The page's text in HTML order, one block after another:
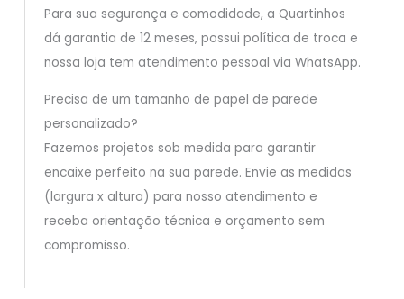
Para sua segurança e comodidade, a Quartinhos
dá garantia de 12 meses, possui política de troca e
nossa loja tem atendimento pessoal via WhatsApp.
Precisa de um tamanho de papel de parede
personalizado?
Fazemos projetos sob medida para garantir
encaixe perfeito na sua parede. Envie as medidas
(largura x altura) para nosso atendimento e
receba orientação técnica e orçamento sem
compromisso.